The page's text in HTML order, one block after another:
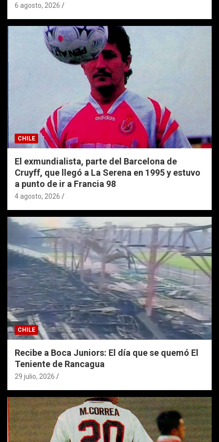
6 agosto, 2026
CHILE
El exmundialista, parte del Barcelona de
Cruyff, que llegó a La Serena en 1995 y estuvo
a punto de ir a Francia 98
4 agosto, 2026
CHILE
Recibe a Boca Juniors: El día que se quemó El
Teniente de Rancagua
29 julio, 2026